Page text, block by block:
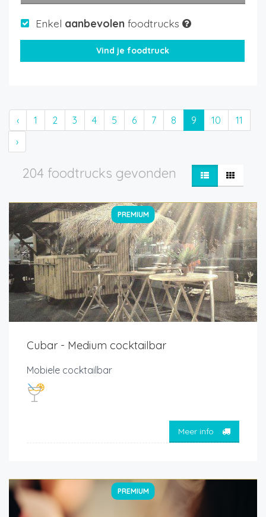
Enkel aanbevolen foodtrucks
‹ 1 2 3 4 5 6 7 8 9 10
11
›
204 foodtrucks gevonden
PREMIUM
Cubar - Medium cocktailbar
Mobiele cocktailbar
Meer info
PREMIUM